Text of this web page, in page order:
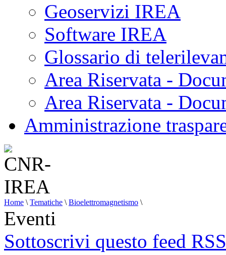
Geoservizi IREA
Software IREA
Glossario di
Area Riservata -
Area Riservata -
Amministrazione
Home \ Tematiche \ Bioelettromagnetismo \
Eventi
Sottoscrivi questo feed RSS